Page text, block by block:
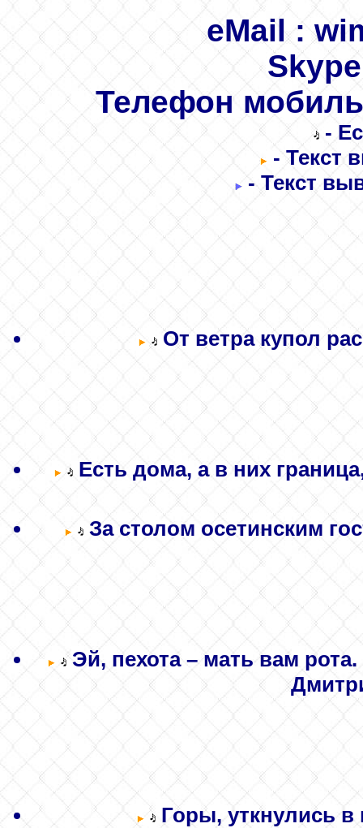
eMail:
Skype
Телефон
-
- Текст
- Текст
От ветра купол
Есть дома, а в них
За столом осетинским
Эй, пехота – мать вам
Горы, уткнулись в